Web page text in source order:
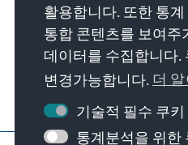
우리의 과제
연락처
재단에서 제공하는 제안
활용합니다. 또한 통
통합 콘텐츠를 보여주
데이터를 수집합니다.
변경가능합니다. 더
기술적 필수 쿠키
통계분석을 위한